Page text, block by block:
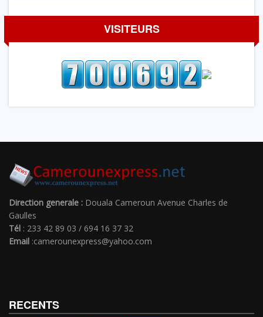
VISITEURS
Direction generale : Douala Cameroun Avenue Charles de
Gaulles
Tél : 233 42 89 03 / 694 16 37 32
Email :camerounexpress@yahoo.com
RECENTS